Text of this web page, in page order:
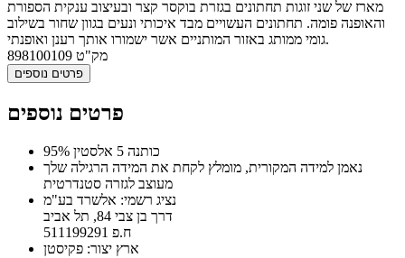
מארז של שני זוגות תחתונים בגזרת בוקסר קצר ובעיצוב ענקית הספורת
והאופנה פומה. תחתונים העשויים מבד איכותי ונעים בגוון שחור בשילוב
גומי ממותג באזור המותניים אשר ישמורו אותך רענן ואופנתי.
מק"ט 898100109
פרטים נוספים
פרטים נוספים
95% כותנה 5 אלסטין
נאמן למידה המקורית, מומלץ לקחת את המידה הרגילה שלך
מעוצב לגזרה סטנדרטית
נציג רשמי: אלשרד בע"מ
דרך בן צבי 84, תל אביב
ח.פ 511199291
ארץ יצור: פקיסטן